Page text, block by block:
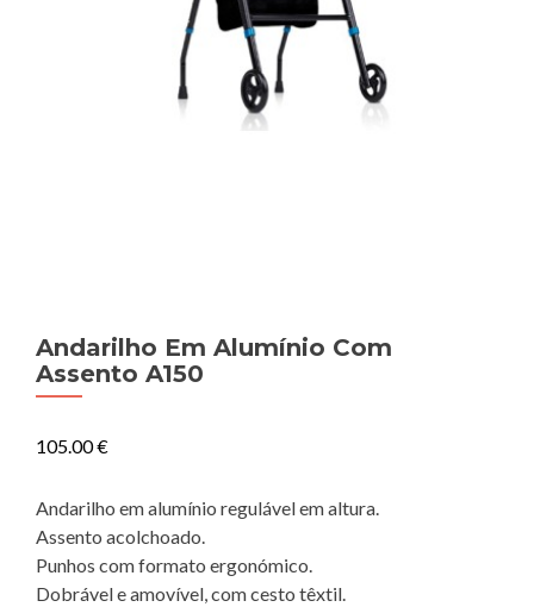
Andarilho Em Alumínio Com
Assento A150
105.00€
Andarilho em alumínio regulável em altura.
Assento acolchoado.
Punhos com formato ergonómico.
Dobrável e amovível, com cesto têxtil.